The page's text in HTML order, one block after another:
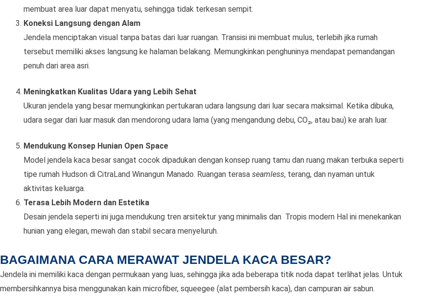
membuat area luar dapat menyatu, sehingga tidak terkesan sempit.
Koneksi Langsung dengan Alam
Jendela menciptakan visual tanpa batas dari luar ruangan. Transisi ini membuat mulus, terlebih jika rumah
tersebut memiliki akses langsung ke halaman belakang. Memungkinkan penghuninya mendapat pemandangan
penuh dari area asri.
Meningkatkan Kualitas Udara yang Lebih Sehat
Ukuran jendela yang besar memungkinkan pertukaran udara langsung dari luar secara maksimal. Ketika dibuka,
udara segar dari luar masuk dan mendorong udara lama (yang mengandung debu, CO₂, atau bau) ke arah luar.
Mendukung Konsep Hunian Open Space
Model jendela kaca besar sangat cocok dipadukan dengan konsep ruang tamu dan ruang makan terbuka seperti
tipe rumah Hudson di CitraLand Winangun Manado. Ruangan terasa seamless, terang, dan nyaman untuk
aktivitas keluarga.
Terasa Lebih Modern dan Estetika
Desain jendela seperti ini juga mendukung tren arsitektur yang minimalis dan Tropis modern Hal ini menekankan
hunian yang elegan, mewah dan stabil secara menyeluruh.
BAGAIMANA CARA MERAWAT JENDELA KACA BESAR?
Jendela ini memiliki kaca dengan permukaan yang luas, sehingga jika ada beberapa titik noda dapat terlihat jelas. Untuk
membersihkannya bisa menggunakan kain microfiber, squeegee (alat pembersih kaca), dan campuran air sabun.